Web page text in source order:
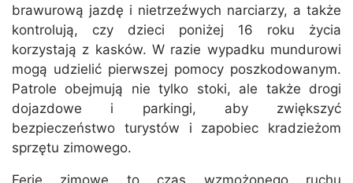
brawurową jazdę i nietrzeźwych narciarzy, a także
kontrolują, czy dzieci poniżej 16 roku życia
korzystają z kasków. W razie wypadku mundurowi
mogą udzielić pierwszej pomocy poszkodowanym.
Patrole obejmują nie tylko stoki, ale także drogi
dojazdowe i parkingi, aby zwiększyć
bezpieczeństwo turystów i zapobiec kradzieżom
sprzętu zimowego.